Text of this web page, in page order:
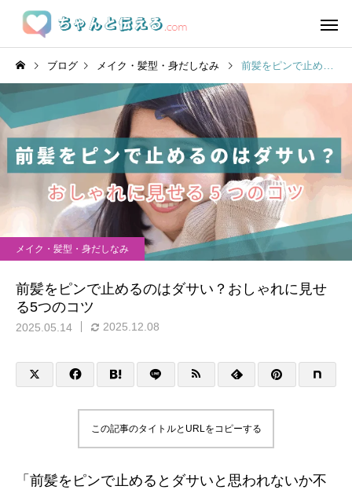
ブログ メイク・髪型・身だしなみ 前髪をピンで止めるのはダサい？おしゃれに見せる5つのコツ
メイク・髪型・身だしなみ
前髪をピンで止めるのはダサい？おしゃれに見せ
る5つのコツ
2025.05.14 2025.12.08
この記事のタイトルとURLをコピーする
「前髪をピンで止めるとダサいと思われないか不